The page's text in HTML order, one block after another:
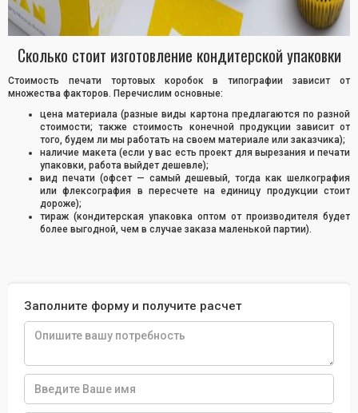
Сколько стоит изготовление кондитерской упаковки
Стоимость печати тортовых коробок в типографии зависит от
множества факторов. Перечислим основные:
цена материала (разные виды картона предлагаются по разной
стоимости; также стоимость конечной продукции зависит от
того, будем ли мы работать на своем материале или заказчика);
наличие макета (если у вас есть проект для вырезания и печати
упаковки, работа выйдет дешевле);
вид печати (офсет — самый дешевый, тогда как шелкография
или флексография в пересчете на единицу продукции стоит
дороже);
тираж (кондитерская упаковка оптом от производителя будет
более выгодной, чем в случае заказа маленькой партии).
Заполните форму и получите расчет